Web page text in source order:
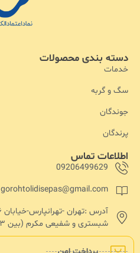
اطلاعات تماس
09206499629
gorohtolidisepas@gmail.com
شبستری و شفیعی مکرم (بین ۱۳۳ و۱۳۵)پلاک ۱۸۲
دسته بندی محصولات
خدمات
سگ و گربه
جوندگان
پرندگان